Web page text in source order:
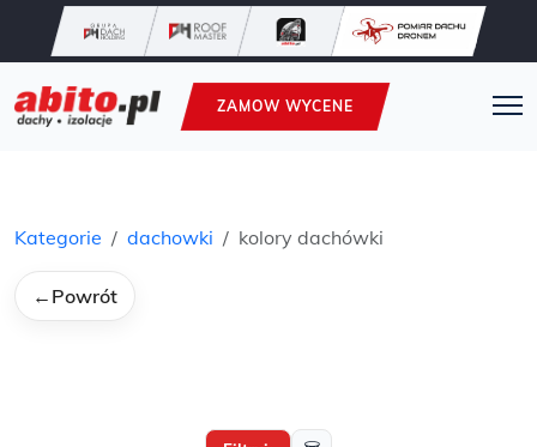
ZAMOW WYCENE
Kategorie dachowki kolory dachówki
← Powrót